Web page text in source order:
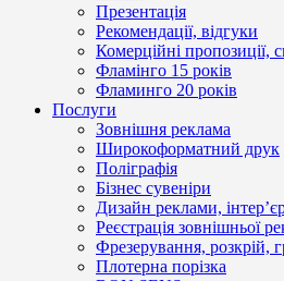
Презентація
Рекомендації, відгуки
Комерційні пропозиції,
Фламінго 15 років
Фламинго 20 років
Послуги
Зовнішня реклама
Широкоформатний друк
Поліграфія
Бізнес сувеніри
Дизайн реклами,
Реєстрація зовнішньої
Фрезерування, розкрій,
Плотерна порізка